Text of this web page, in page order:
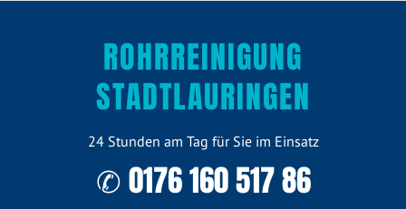
ROHRREINIGUNG
STADTLAURINGEN
24 Stunden am Tag für Sie im Einsatz
✆ 0176 160 517 86